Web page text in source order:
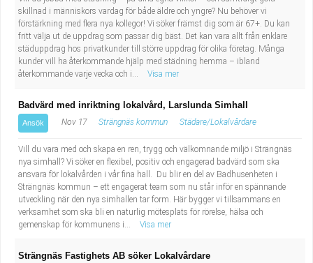
Lärare i gymnasiet
skillnad i människors vardag för både äldre och yngre? Nu behöver vi
förstärkning med flera nya kollegor! Vi söker främst dig som är 67+. Du kan
fritt välja ut de uppdrag som passar dig bäst. Det kan vara allt från enklare
städuppdrag hos privatkunder till större uppdrag för olika företag. Många
kunder vill ha återkommande hjälp med städning hemma – ibland
återkommande varje vecka och i...
Visa mer
Badvärd med inriktning lokalvård, Larslunda Simhall
Ansök Nov 17 Strängnäs kommun Städare/Lokalvårdare
Vill du vara med och skapa en ren, trygg och välkomnande miljö i Strängnäs
nya simhall? Vi söker en flexibel, positiv och engagerad badvärd som ska
ansvara för lokalvården i vår fina hall. Du blir en del av Badhusenheten i
Strängnäs kommun – ett engagerat team som nu står inför en spännande
utveckling när den nya simhallen tar form. Här bygger vi tillsammans en
verksamhet som ska bli en naturlig mötesplats för rörelse, hälsa och
gemenskap för kommunens i...
Visa mer
Strängnäs Fastighets AB söker Lokalvårdare